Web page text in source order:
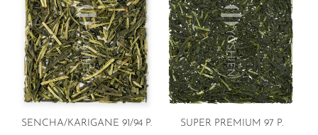
SENCHA/KARIGANE 91/94 P. SUPER PREMIUM 97 P.